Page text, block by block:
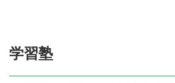
学習塾